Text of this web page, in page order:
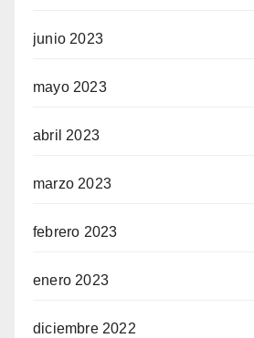
junio 2023
mayo 2023
abril 2023
marzo 2023
febrero 2023
enero 2023
diciembre 2022